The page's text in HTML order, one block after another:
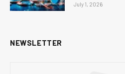
July 1, 2026
NEWSLETTER